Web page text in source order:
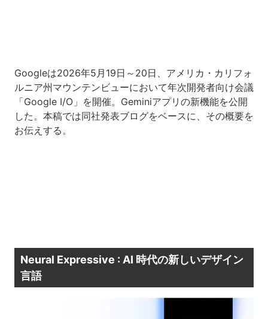
Googleは2026年5月19日～20日、アメリカ・カリフォ
ルニア州マウンテンビューにおいて年次開発者向け会議
「Google I/O」を開催。Geminiアプリの新機能を公開
した。本稿では同社発表ブログをベースに、その概要を
お伝えする。
Neural Expressive : AI 時代の新しいデザイン
言語